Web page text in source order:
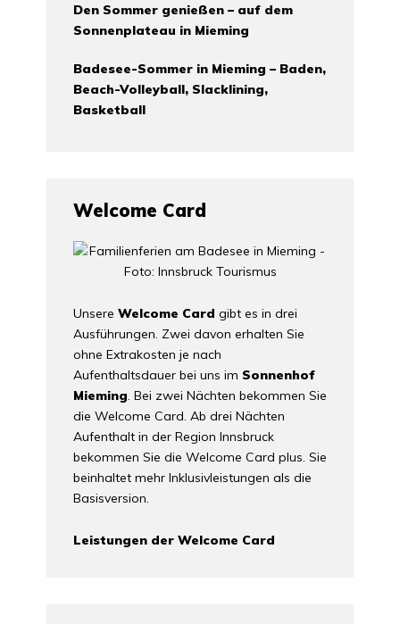
Den Sommer genießen – auf dem
Sonnenplateau in Mieming
Badesee-Sommer in Mieming – Baden,
Beach-Volleyball, Slacklining,
Basketball
Welcome Card
Unsere Welcome Card gibt es in drei
Ausführungen. Zwei davon erhalten Sie
ohne Extrakosten je nach
Aufenthaltsdauer bei uns im Sonnenhof
Mieming. Bei zwei Nächten bekommen Sie
die Welcome Card. Ab drei Nächten
Aufenthalt in der Region Innsbruck
bekommen Sie die Welcome Card plus. Sie
beinhaltet mehr Inklusivleistungen als die
Basisversion.
Leistungen der Welcome Card